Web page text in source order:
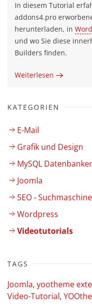
In diesem Tutorial
addons4.pro
herunterladen, in
und wo Sie diese
Builders finden.
Weiterlesen
KATEGORIEN
E-Mail
Grafik und Design
MySQL
Joomla
SEO -
Wordpress
Videotutorials
TAGS
Joomla, yootheme
Video-Tutorial,